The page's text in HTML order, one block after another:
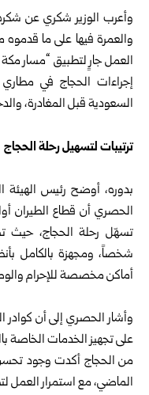
وأعرب الوزير شكري عن
والعمرة فيها على ما
العمل جارٍ لتطبيق “مسار مكة
إجراءات الحجاج في
السعودية قبل المغادرة،
ترتيبات لتسهيل رحلة الحجاج
بدوره، أوضح رئيس الهيئة
الحصري أن قطاع الطيران
شخصاً، ومجهزة بالكامل
أماكن مخصصة للإحرام
وأشار الحصري إلى أن
على تجهيز الخدمات الخاصة
من الحجاج أكدت وجود
الماضي، مع استمرار العمل